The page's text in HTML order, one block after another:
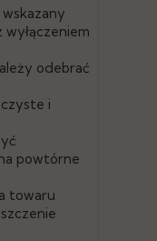
wyłączeniem
odebrać
i
powtórne
towaru